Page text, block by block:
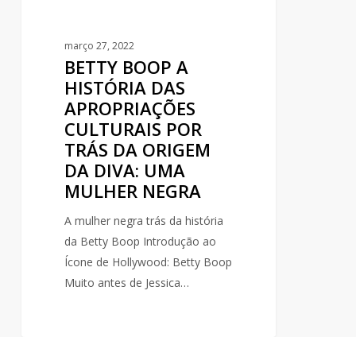
MULHER
março 27, 2022
BETTY BOOP A
HISTÓRIA DAS
APROPRIAÇÕES
CULTURAIS POR
TRÁS DA ORIGEM
DA DIVA: UMA
MULHER NEGRA
A mulher negra trás da história
da Betty Boop Introdução ao
Ícone de Hollywood: Betty Boop
Muito antes de Jessica…